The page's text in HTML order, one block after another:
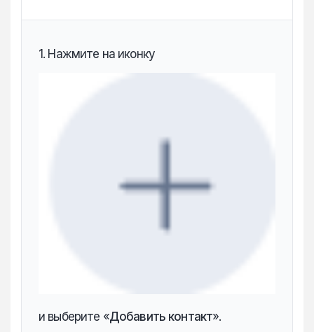
1. Нажмите на иконку
и выберите «‎Добавить контакт».